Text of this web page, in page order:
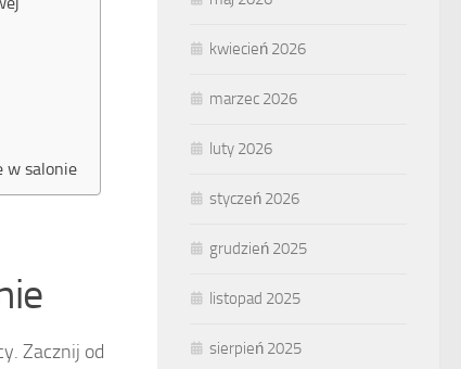
w salonie
Zacznij od
kwiecień 2026
marzec 2026
luty 2026
styczeń 2026
grudzień 2025
listopad 2025
sierpień 2025